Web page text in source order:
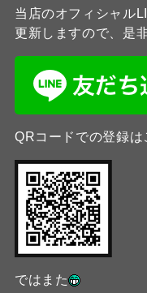
当店のオフィシャル
更新しますので、是
QRコードでの登録は
ではまた